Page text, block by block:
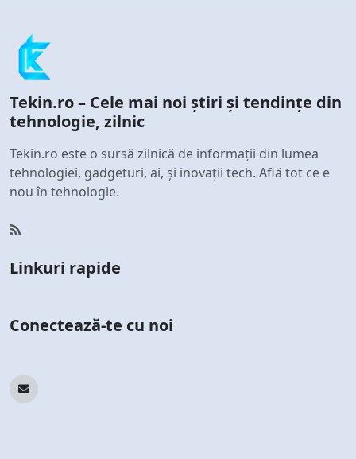
Tekin.ro – Cele mai noi știri și tendințe din
tehnologie, zilnic
Tekin.ro este o sursă zilnică de informații din lumea
tehnologiei, gadgeturi, ai, și inovații tech. Află tot ce e
nou în tehnologie.
Linkuri rapide
Conectează-te cu noi